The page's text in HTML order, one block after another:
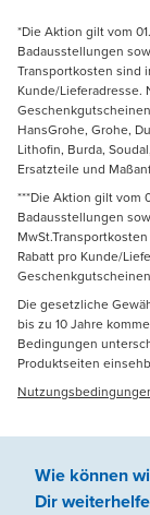
*Die Aktion gilt vom
Badausstellungen
Transportkosten sind
Kunde/
HansGrohe, Grohe,
Lithofin, Burda,
Ersatzteile und
***Die Aktion gilt vom
Badausstellungen
Rabatt pro Kunde/
Die gesetzliche
bis zu 10 Jahre
Bedingungen
Produktseiten
Wie können
Dir